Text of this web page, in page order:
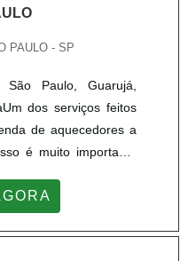
PAULO - SP
Paulo, Guarujá,
dos serviços feitos
de aquecedores a
é muito importante
aparelho essencial
na realização das